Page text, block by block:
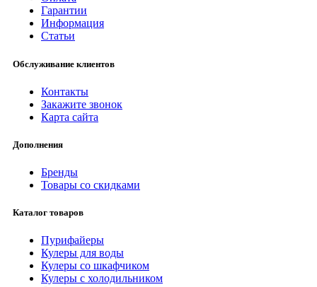
Гарантии
Информация
Статьи
Обслуживание клиентов
Контакты
Закажите звонок
Карта сайта
Дополнения
Бренды
Товары со скидками
Каталог товаров
Пурифайеры
Кулеры для воды
Кулеры со шкафчиком
Кулеры с холодильником